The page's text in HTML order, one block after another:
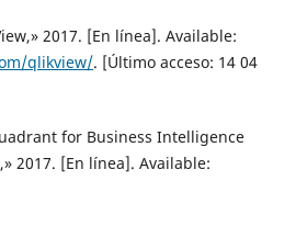
2017. [En línea]. Available:
qlikview/. [Último acceso: 14 04
for Business Intelligence
2017. [En línea]. Available: